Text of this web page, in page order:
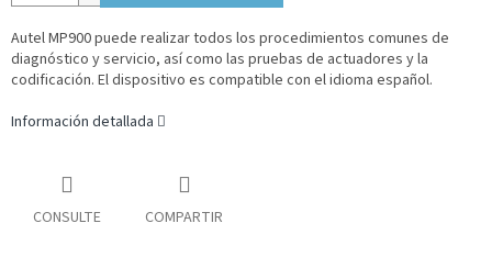
Autel MP900 puede realizar todos los procedimientos comunes de
diagnóstico y servicio, así como las pruebas de actuadores y la
codificación. El dispositivo es compatible con el idioma español.
Información detallada
CONSULTE COMPARTIR